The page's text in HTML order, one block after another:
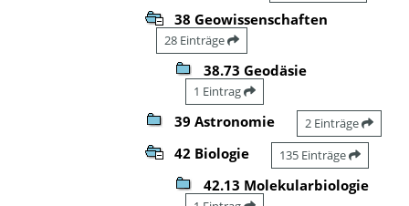
38 Geowissenschaften
28 Einträge
38.73 Geodäsie
1 Eintrag
39 Astronomie 2 Einträge
42 Biologie 135 Einträge
42.13 Molekularbiologie